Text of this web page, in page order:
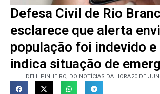
Defesa Civil de Rio
esclarece que alerta
população foi indevido e
indica situação de
DELL PINHEIRO, DO NOTÍCIAS DA HORA20 DE